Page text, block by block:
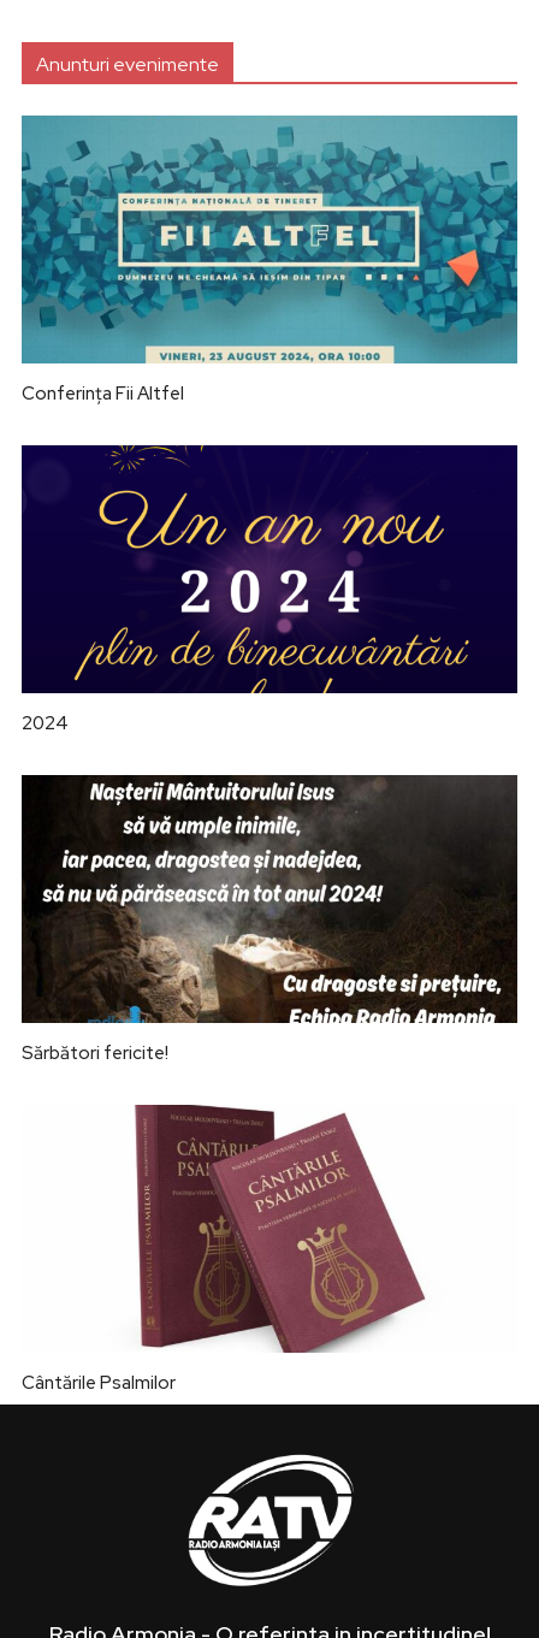
Anunturi evenimente
Conferința Fii Altfel
2024
Sărbători fericite!
Cântările Psalmilor